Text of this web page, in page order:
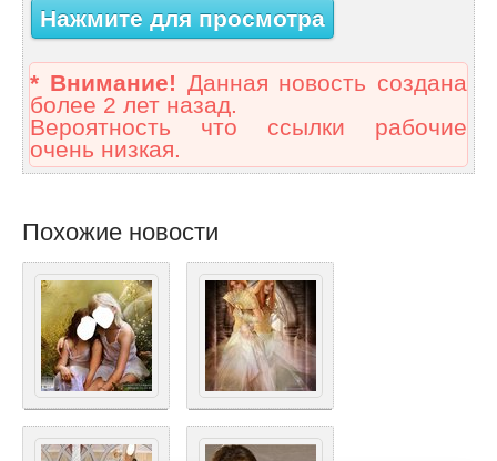
Нажмите для просмотра
* Внимание! Данная новость создана
более 2 лет назад.
Вероятность что ссылки рабочие
очень низкая.
Похожие новости